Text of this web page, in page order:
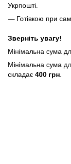
Укрпошті.
— Готівкою при
Зверніть увагу!
Мінімальна сума
Мінімальна сума
складає 400 грн